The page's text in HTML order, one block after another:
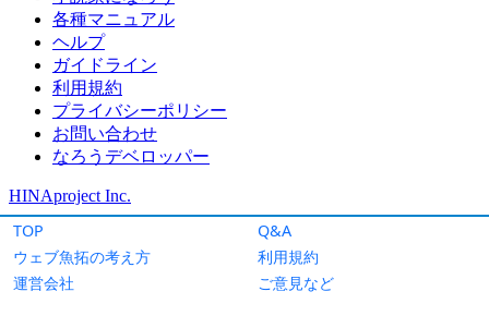
TOP
Q&A
ウェブ魚拓の考え方
利用規約
運営会社
ご意見など